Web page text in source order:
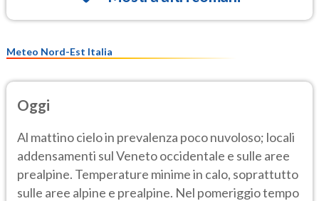
Meteo Nord-Est Italia
Oggi
Al mattino cielo in prevalenza poco nuvoloso; locali
addensamenti sul Veneto occidentale e sulle aree
prealpine. Temperature minime in calo, soprattutto
sulle aree alpine e prealpine. Nel pomeriggio tempo